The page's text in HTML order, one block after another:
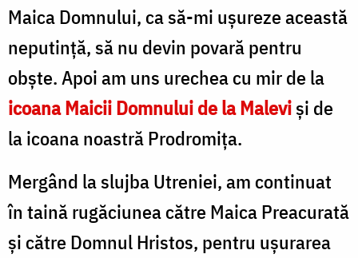
Maica Domnului, ca să-mi uşureze această
neputinţă, să nu devin povară pentru
obşte. Apoi am uns urechea cu mir de la
icoana Maicii Domnului de la Malevişi de
la icoana noastră Prodromiţa.
Mergând la slujba Utreniei, am continuat
în taină rugă­ciunea către Maica Preacurată
şi către Domnul Hristos, pentru uşurarea